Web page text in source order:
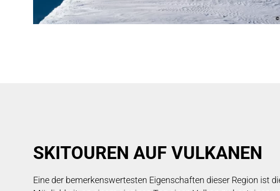
SKITOUREN AUF VULKANEN
Eine der bemerkenswertesten Eigenschaften dieser Region ist